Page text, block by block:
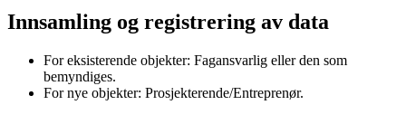
Innsamling og registrering av data
For eksisterende objekter: Fagansvarlig eller den som
bemyndiges.
For nye objekter: Prosjekterende/Entreprenør.